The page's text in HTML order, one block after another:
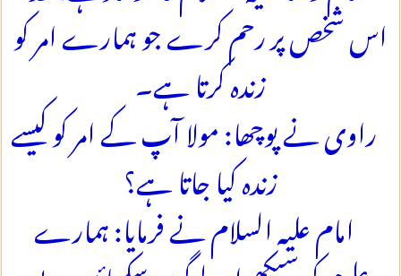
اس شخص پر رحم کرے جو ہمارے امر کو
زندہ کرتا ہے۔
راوی نے پوچھا: مولا آپ کے امر کو کیسے
زندہ کیا جاتا ہے؟
امام علیہ السلام نے فرمایا: ہمارے